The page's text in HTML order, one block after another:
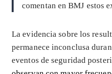
comentan en BMJ estos
La evidencia sobre los
permanece inconclusa
eventos de seguridad